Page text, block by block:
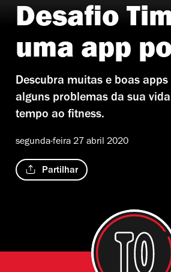
DR | desafio time in: uma app por dia
Desafio
uma app
Descubra muitas e boas
alguns problemas da sua
tempo ao fitness.
segunda-feira 27 abril 2020
Partilhar